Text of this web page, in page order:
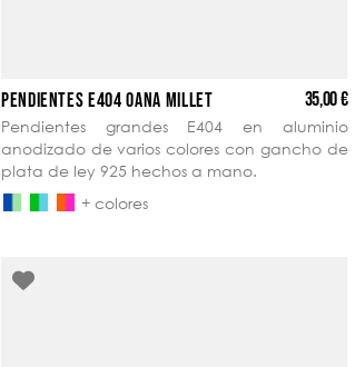
PENDIENTES E404 OANA MILLET 35,00 €
Pendientes grandes E404 en aluminio
anodizado de varios colores con gancho de
plata de ley 925 hechos a mano.
+ colores